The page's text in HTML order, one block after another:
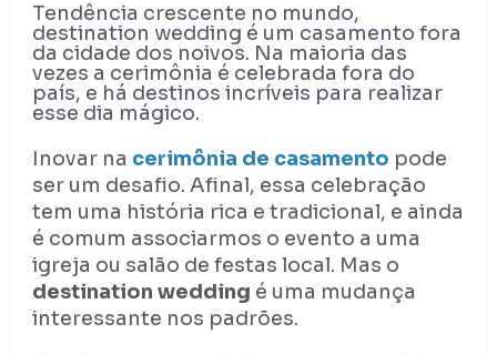
Tendência crescente no mundo,
destination wedding é um casamento fora
da cidade dos noivos. Na maioria das
vezes a cerimônia é celebrada fora do
país, e há destinos incríveis para realizar
esse dia mágico.
Inovar na cerimônia de casamento pode
ser um desafio. Afinal, essa celebração
tem uma história rica e tradicional, e ainda
é comum associarmos o evento a uma
igreja ou salão de festas local. Mas o
destination wedding é uma mudança
interessante nos padrões.